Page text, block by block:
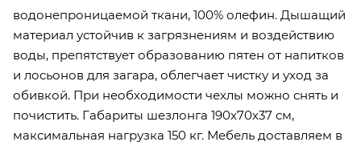
водонепроницаемой ткани, 100% олефин. Дышащий
материал устойчив к загрязнениям и воздействию
воды, препятствует образованию пятен от напитков
и лосьонов для загара, облегчает чистку и уход за
обивкой. При необходимости чехлы можно снять и
почистить. Габариты шезлонга 190x70х37 см,
максимальная нагрузка 150 кг. Мебель доставляем в